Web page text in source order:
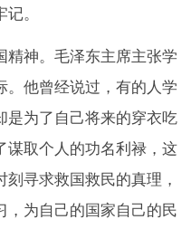
。
神。毛泽东主席主张学
。他曾经说过，有的人学
是为了自己将来的穿衣吃
谋取个人的功名利禄，这
寻求救国救民的真理，
，为自己的国家自己的民